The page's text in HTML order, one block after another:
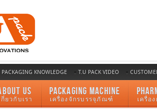
PACKAGING KNOWLEDGE T.U PACK VIDEO
US
กี่ยวกับเรา
PACKAGING MACHINE
เครื่องจักรบรรจุภัณฑ์ เครื่อ